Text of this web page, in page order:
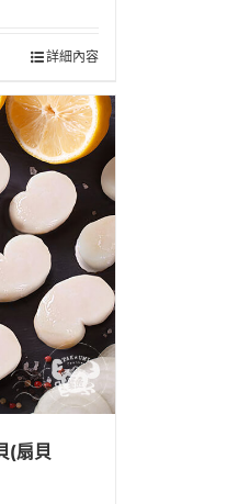
詳細內容
(扇貝